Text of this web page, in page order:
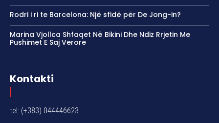
Rodri i ri te Barcelona: Një sfidë për De Jong-in?
Marina Vjollca Shfaqet Në Bikini Dhe Ndiz Rrjetin Me
Pushimet E Saj Verore
Kontakti
tel: (+383) 044446623